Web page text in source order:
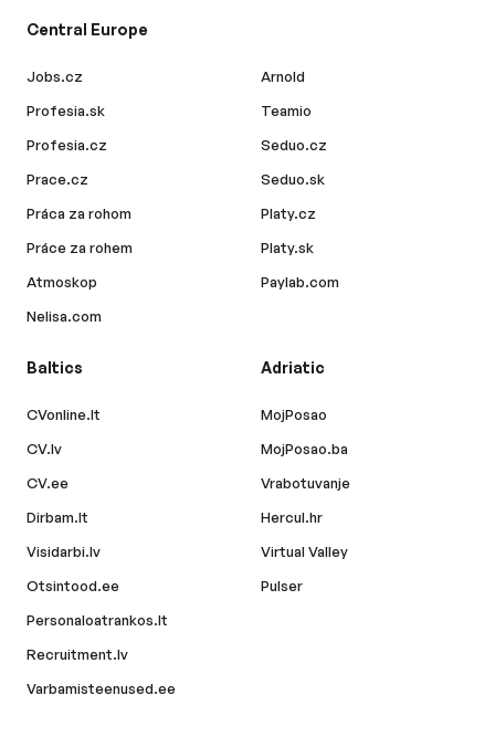
Central Europe
Jobs.cz
Profesia.sk
Profesia.cz
Prace.cz
Práca za rohom
Práce za rohem
Atmoskop
Nelisa.com
Arnold
Teamio
Seduo.cz
Seduo.sk
Platy.cz
Platy.sk
Paylab.com
Baltics
CVonline.lt
CV.lv
CV.ee
Dirbam.lt
Visidarbi.lv
Otsintood.ee
Personaloatrankos.lt
Recruitment.lv
Varbamisteenused.ee
Adriatic
MojPosao
MojPosao.ba
Vrabotuvanje
Hercul.hr
Virtual Valley
Pulser